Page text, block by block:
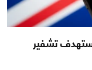
تشفير